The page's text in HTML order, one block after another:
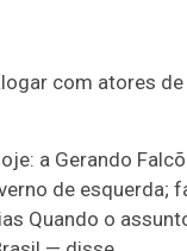
com atores
a Gerando
de
Quando o